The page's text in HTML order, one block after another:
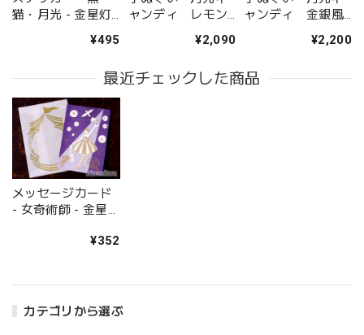
カテゴリから選ぶ
猫・月光 - 金星灯
¥495
ャンディ レモン
¥2,090
ャンディ 金銀風
¥2,200
最近チェックした商品
メッセージカード
- 女奇術師 - 金星
¥352